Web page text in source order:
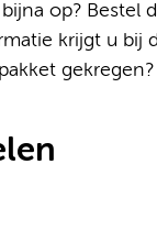
op? Bestel
krijgt u bij